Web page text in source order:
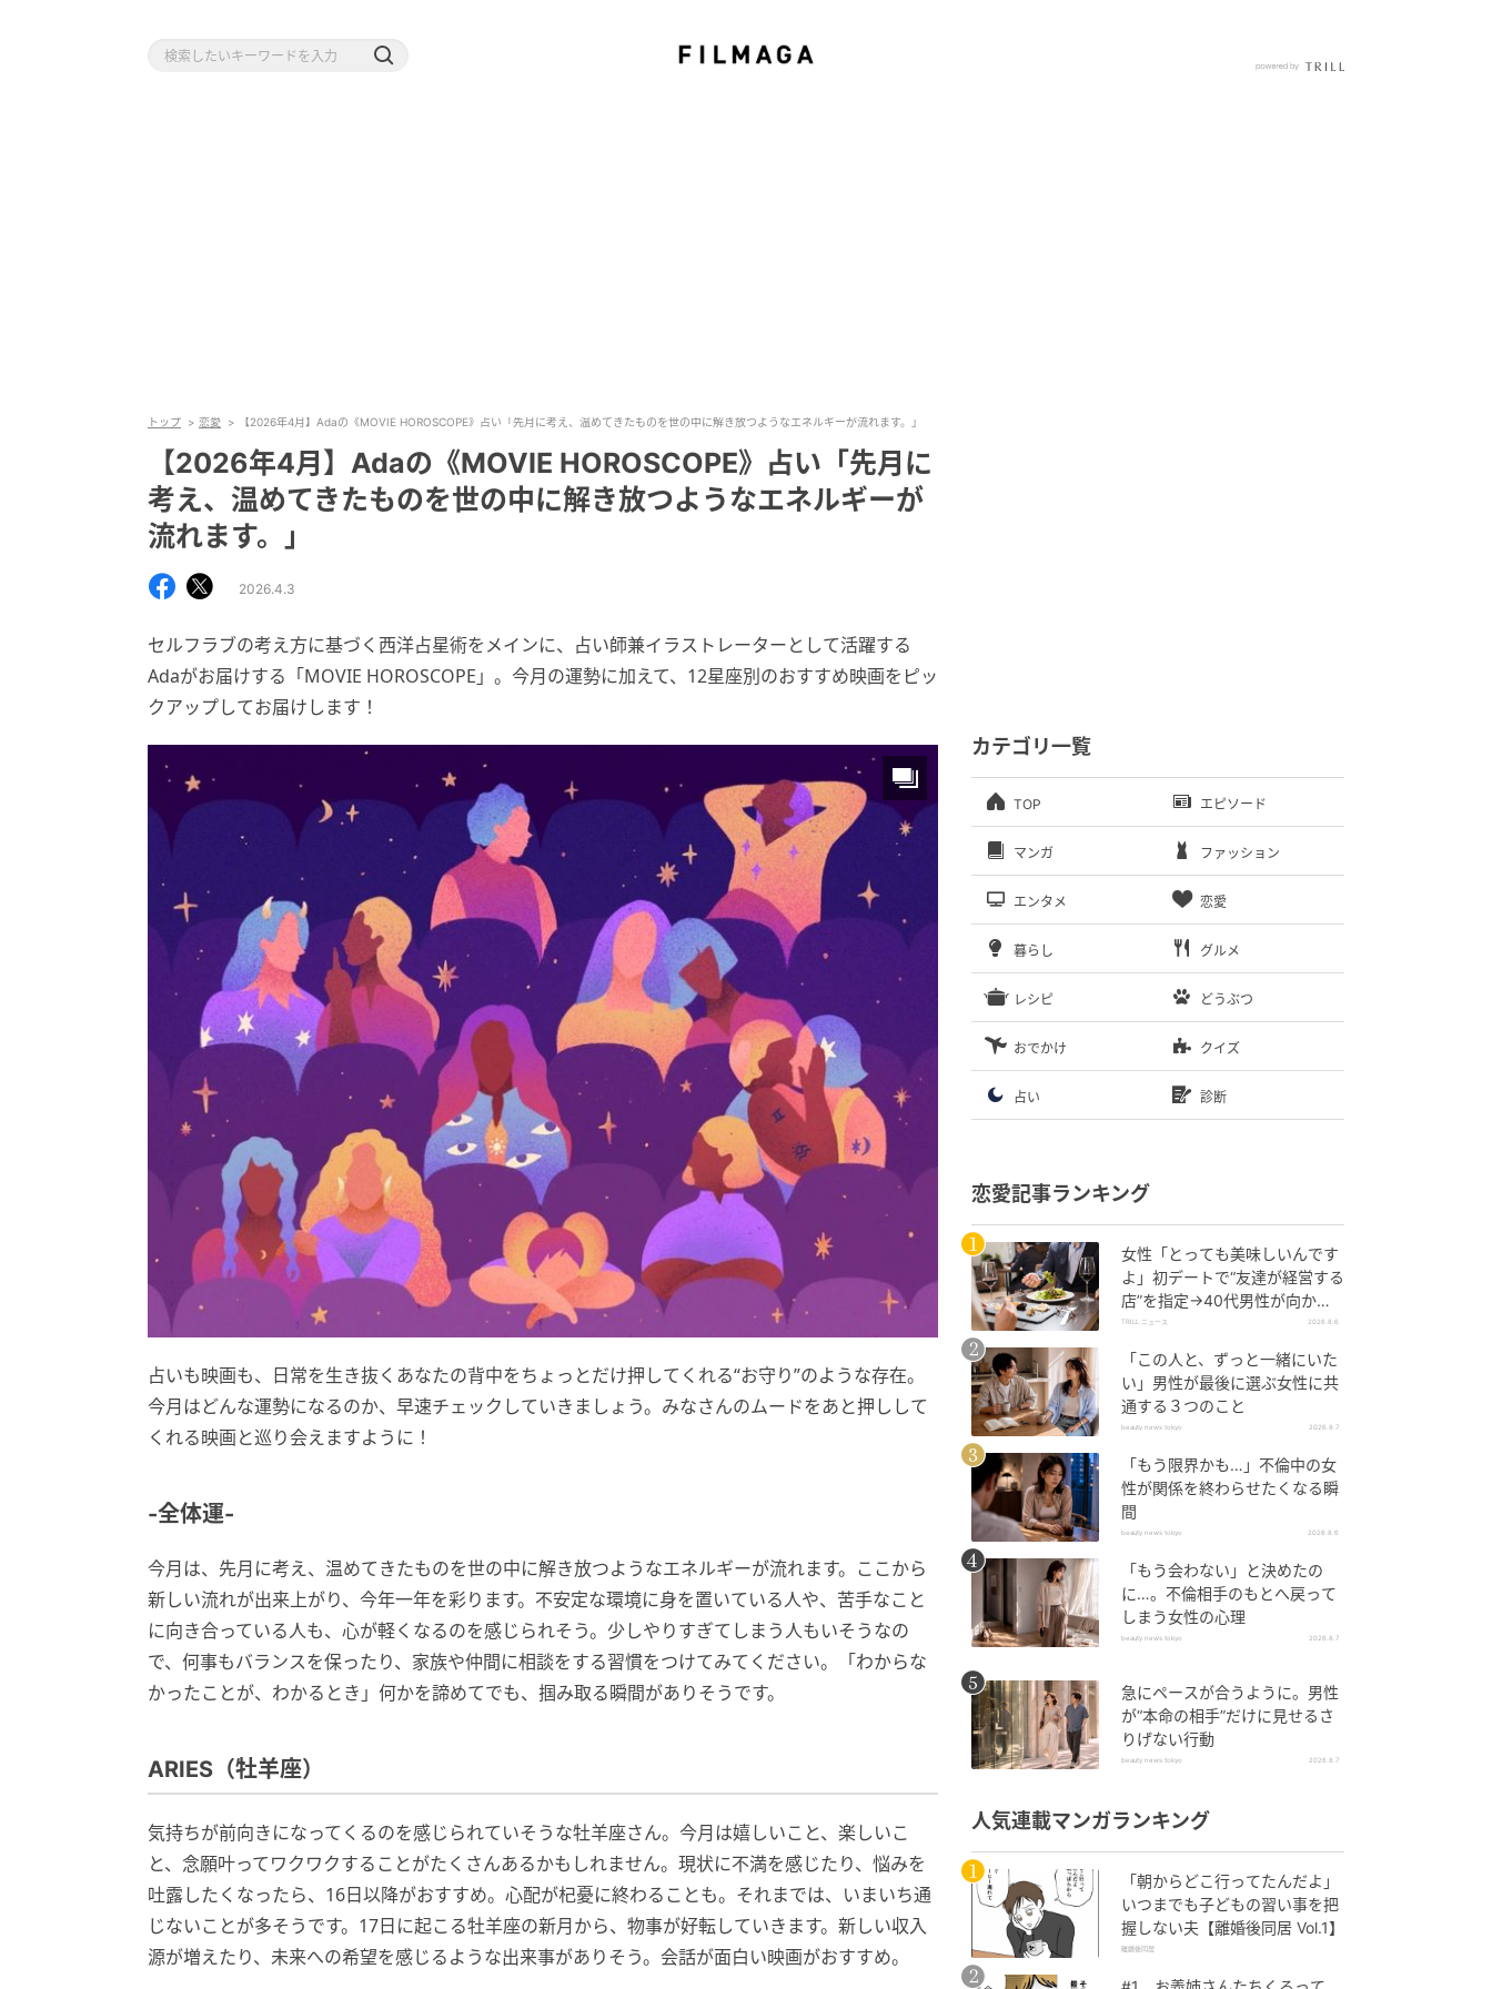
トップ 恋愛 【2026年4月】Adaの《MOVIE HOROSCOPE》占い「先月に考え、温めてきたものを世の中に解き放つようなエネルギーが流れます。」
【2026年4月】Adaの《MOVIE HOROSCOPE》占い「先月に
考え、温めてきたものを世の中に解き放つようなエネルギーが
流れます。」
2026.4.3
セルフラブの考え方に基づく西洋占星術をメインに、占い師兼イラストレーターとして活躍する
Adaがお届けする「MOVIE HOROSCOPE」。今月の運勢に加えて、12星座別のおすすめ映画をピッ
クアップしてお届けします！
占いも映画も、日常を生き抜くあなたの背中をちょっとだけ押してくれる“お守り”のような存在。
今月はどんな運勢になるのか、早速チェックしていきましょう。みなさんのムードをあと押しして
くれる映画と巡り会えますように！
-全体運-
今月は、先月に考え、温めてきたものを世の中に解き放つようなエネルギーが流れます。ここから
新しい流れが出来上がり、今年一年を彩ります。不安定な環境に身を置いている人や、苦手なこと
に向き合っている人も、心が軽くなるのを感じられそう。少しやりすぎてしまう人もいそうなの
で、何事もバランスを保ったり、家族や仲間に相談をする習慣をつけてみてください。「わからな
かったことが、わかるとき」何かを諦めてでも、掴み取る瞬間がありそうです。
ARIES（牡羊座）
気持ちが前向きになってくるのを感じられていそうな牡羊座さん。今月は嬉しいこと、楽しいこ
と、念願叶ってワクワクすることがたくさんあるかもしれません。現状に不満を感じたり、悩みを
吐露したくなったら、16日以降がおすすめ。心配が杞憂に終わることも。それまでは、いまいち通
じないことが多そうです。17日に起こる牡羊座の新月から、物事が好転していきます。新しい収入
源が増えたり、未来への希望を感じるような出来事がありそう。会話が面白い映画がおすすめ。
カテゴリ一覧
TOP エピソード
マンガ ファッション
エンタメ 恋愛
暮らし グルメ
レシピ どうぶつ
おでかけ クイズ
占い 診断
恋愛記事ランキング
女性「とっても美味しいんです
よ」初デートで“友達が経営する
店”を指定→40代男性が向かう
が…待ち受けていた“悲惨な結
TRILL ニュース 2026.8.6
「この人と、ずっと一緒にいた
い」男性が最後に選ぶ女性に共
通する３つのこと
beauty news tokyo 2026.8.7
「もう限界かも…」不倫中の女
性が関係を終わらせたくなる瞬
間
beauty news tokyo 2026.8.6
「もう会わない」と決めたの
に…。不倫相手のもとへ戻って
しまう女性の心理
beauty news tokyo 2026.8.7
急にペースが合うように。男性
が“本命の相手”だけに見せるさ
りげない行動
beauty news tokyo 2026.8.7
人気連載マンガランキング
「朝からどこ行ってたんだよ」
いつまでも子どもの習い事を把
握しない夫【離婚後同居 Vol.1】
離婚後同居